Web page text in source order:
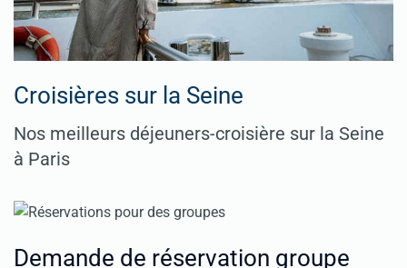
Croisières sur la Seine
Nos meilleurs déjeuners-croisière sur la Seine
à Paris
Demande de réservation groupe